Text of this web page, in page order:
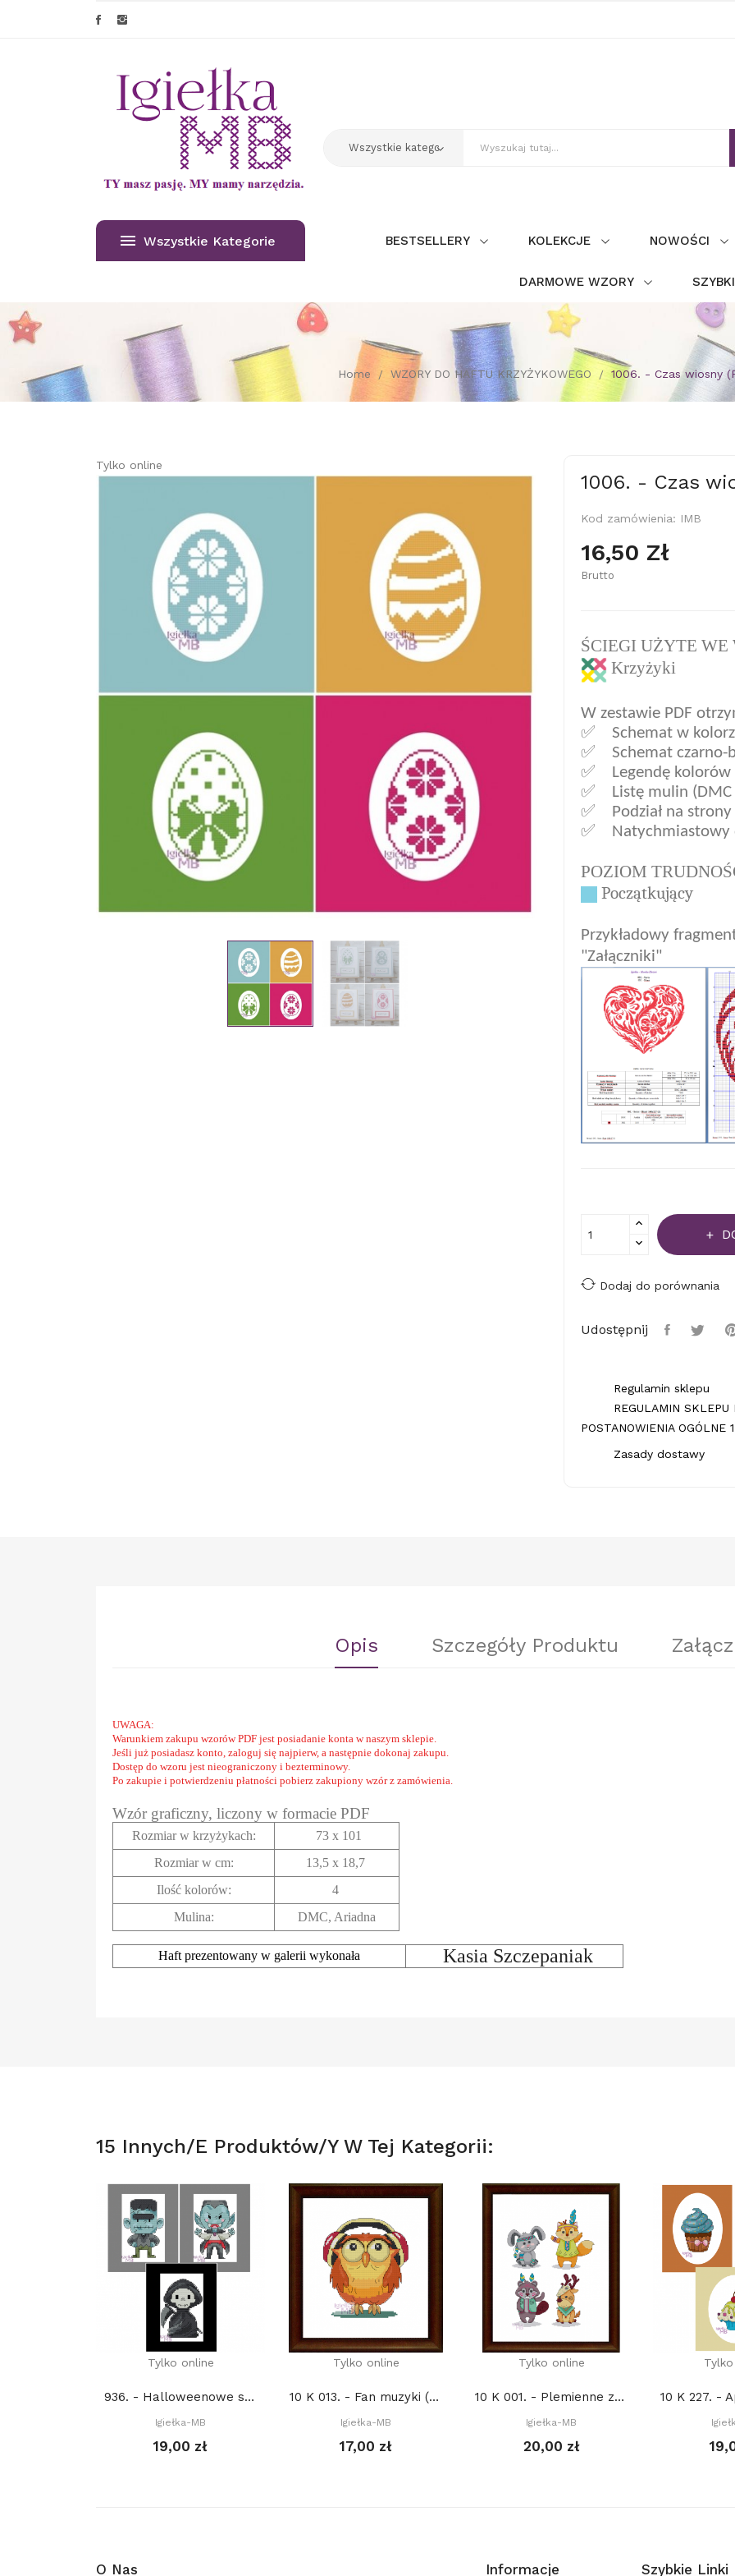
Wszystkie Kategorie BESTSELLERY KOLEKCJE NOWOŚCI
DARMOWE WZORY
Home WZORY DO HAFTU KRZYŻYKOWEGO 1006. - Czas wiosny
Tylko online
1006. - Czas
Kod zamówienia: IMB
16,50 Zł
Brutto
ŚCIEGI UŻYTE WE
Krzyżyki
W zestawie PDF
✅ Schemat w
✅ Schemat czarno-
✅ Legendę kolorów
✅ Listę mulin (DMC
✅ Podział na strony
✅ Natychmiastowy
POZIOM
Początkujący
Przykładowy
"Załączniki"
Dodaj do porównania
Udostępnij
Regulamin sklepu
REGULAMIN
POSTANOWIENIA
Zasady dostawy
Opis Szczegóły Produktu
UWAGA:
Warunkiem zakupu wzorów PDF jest posiadanie konta w naszym sklepie.
Jeśli już posiadasz konto, zaloguj się najpierw, a następnie dokonaj zakupu.
Dostęp do wzoru jest nieograniczony i bezterminowy.
Po zakupie i potwierdzeniu płatności pobierz zakupiony wzór z zamówienia.
Wzór graficzny, liczony w formacie PDF
Rozmiar w krzyżykach:
73 x 101
Rozmiar w cm:
13,5 x 18,7
Ilość kolorów:
4
Mulina:
DMC, Ariadna
Haft prezentowany w galerii wykonała Kasia Szczepaniak
15 Innych/e Produktów/y W Tej Kategorii:
Tylko online
936. - Halloweenowe stworki 1. (PDF)
Igiełka-MB
19,00 zł
Tylko online
10 K 013. - Fan muzyki (PDF)
Igiełka-MB
17,00 zł
Tylko online
10 K 001. - Plemienne zwierzęta I (PDF)
Igiełka-MB
20,00 zł
O Nas Informacje Szybkie Linki